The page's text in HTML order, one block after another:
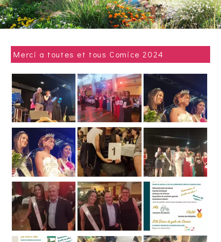
Village fleuri
Merci a toutes et tous Comice 2024